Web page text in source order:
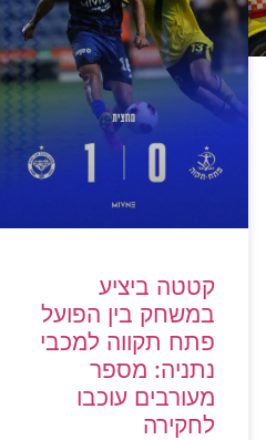
קטטה ביציע
במשחק בין הפועל
פתח תקווה למכבי
נתניה: מספר
מעורבים עוכבו
לחקירה